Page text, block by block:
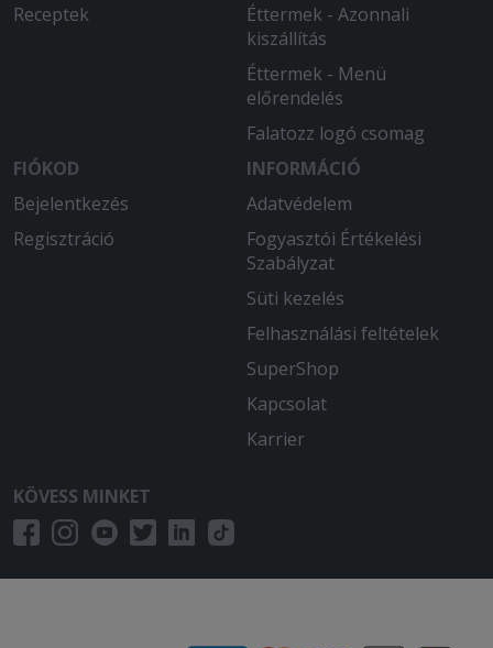
Receptek
Éttermek - Azonnali
kiszállítás
Éttermek - Menü
előrendelés
Falatozz logó csomag
FIÓKOD
Bejelentkezés
Regisztráció
INFORMÁCIÓ
Adatvédelem
Fogyasztói Értékelési
Szabályzat
Süti kezelés
Felhasználási feltételek
SuperShop
Kapcsolat
Karrier
KÖVESS MINKET